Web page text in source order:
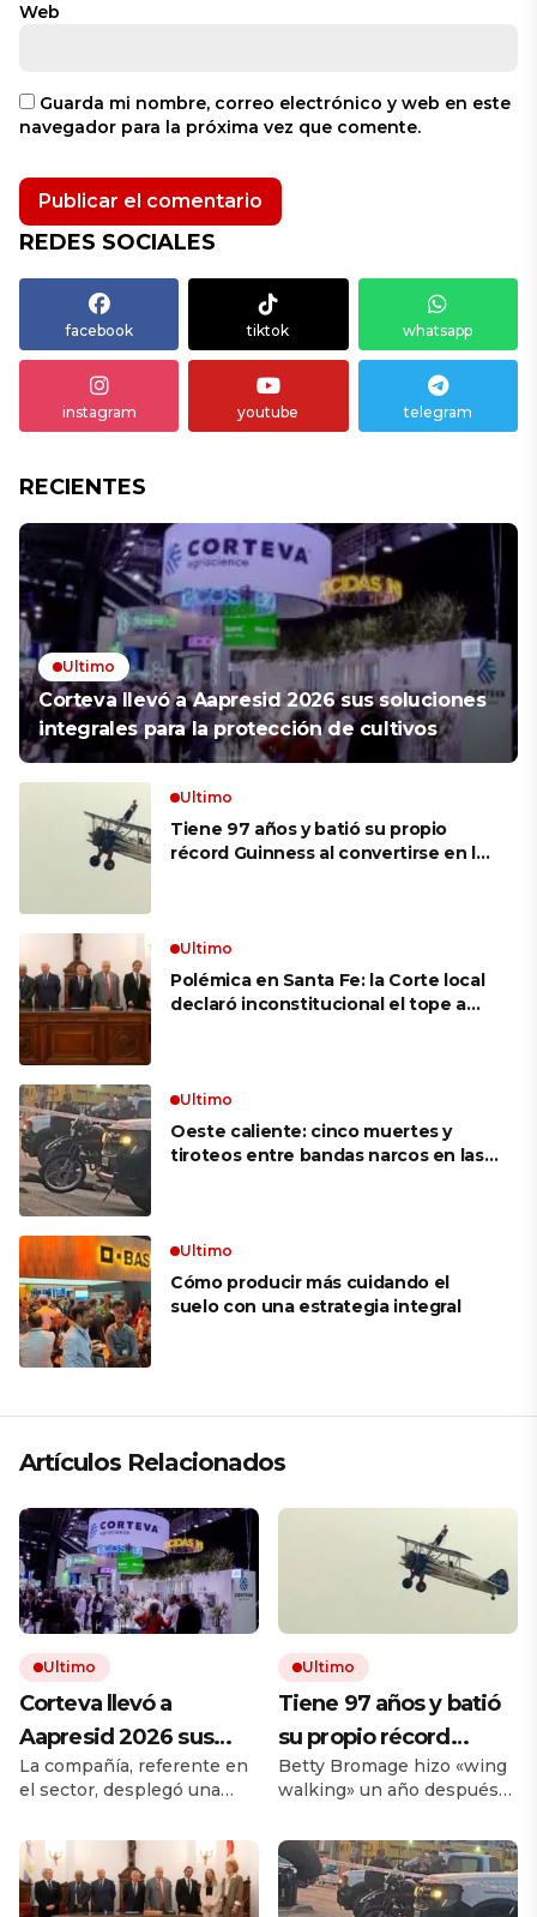
Web
Guarda mi nombre, correo electrónico y web en este
navegador para la próxima vez que comente.
REDES SOCIALES
facebook tiktok whatsapp
instagram youtube telegram
RECIENTES
Ultimo
Corteva llevó a Aapresid 2026 sus soluciones
integrales para la protección de cultivos
Ultimo
Tiene 97 años y batió su propio
récord Guinness al convertirse en la
puedo’ no existen en mi vocabulario»
Ultimo
Polémica en Santa Fe: la Corte local
declaró inconstitucional el tope a
Ultimo
Oeste caliente: cinco muertes y
tiroteos entre bandas narcos en las
Ultimo
Cómo producir más cuidando el
suelo con una estrategia integral
Artículos Relacionados
Ultimo
Corteva llevó a
Aapresid 2026 sus
soluciones integrales
para la protección de
cultivos
La compañía, referente en
el sector, desplegó una
combina productos
tradicionales y soluciones
biológicas. El portafolio
incluyó a sus últimas
Ultimo
Tiene 97 años y batió
su propio récord
Guinness al
convertirse en la
mujer más longeva del
mundo en volar sobre
las alas de un avión en
Betty Bromage hizo «wing
walking» un año después
cerebral. La acrobacia aérea
consiste en volar parada
sobre las alas de una
aeronave y ya lo había